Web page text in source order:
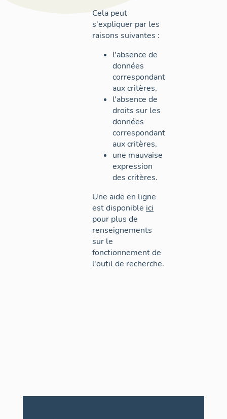
Cela peut
s'expliquer par les
raisons suivantes :
l'absence de
données
correspondant
aux critères,
l'absence de
droits sur les
données
correspondant
aux critères,
une mauvaise
expression
des critères.
Une aide en ligne
est disponible ici
pour plus de
renseignements
sur le
fonctionnement de
l'outil de recherche.